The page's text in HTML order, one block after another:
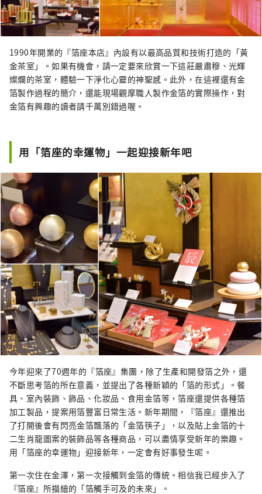
1990年開業的『箔座本店』內設有以最高品質和技術打造的「黃
金茶室」。如果有機會，請一定要來欣賞一下這莊嚴肅穆、光輝
燦爛的茶室，體驗一下淨化心靈的神聖感。此外，在這裡還有金
箔製作過程的簡介，還能現場觀摩職人製作金箔的實際操作，對
金箔有興趣的讀者請千萬別錯過喔。
用「箔座的幸運物」一起迎接新年吧
今年迎來了70週年的『箔座』集團，除了生產和開發箔之外，還
不斷思考箔的所在意義，並提出了各種新穎的「箔的形式」。餐
具、室內裝飾、飾品、化妝品、食用金箔等，箔座還提供各種箔
加工製品，提案用箔豐富日常生活。新年期間，『箔座』還推出
了打開後會有閃亮金箔飄落的「金箔筷子」，以及貼上金箔的十
二生肖龍圖案的裝飾品等各種商品，可以盡情享受新年的樂趣。
用「箔座的幸運物」迎接新年，一定會有好事發生呢。
第一次住在金澤，第一次接觸到金箔的傳統。相信我已經步入了
『箔座』所描繪的「箔觸手可及的未來」。